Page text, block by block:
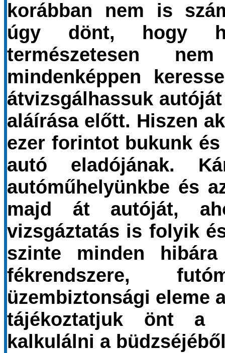
korábban nem is
úgy dönt, hogy
természetesen
mindenképpen
átvizsgálhassuk
aláírása előtt. Hiszen
ezer forintot bukunk
autó eladójának.
autóműhelyünkbe és
majd át autóját,
vizsgáztatás is folyik
szinte minden
fékrendszere,
üzembiztonsági eleme
tájékoztatjuk önt a
kalkulálni a